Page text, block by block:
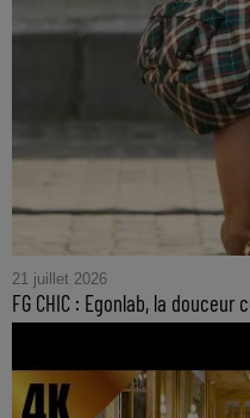
21 juillet 2026
FG CHIC : Egonlab, la